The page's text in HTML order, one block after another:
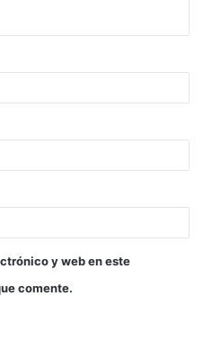
y web en este
comente.